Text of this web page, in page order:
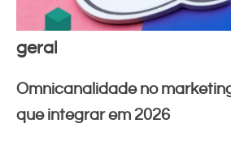
geral
Omnicanalidade no
que integrar em 2026